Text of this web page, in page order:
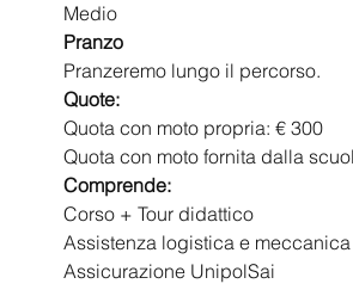
Medio
Pranzo
Pranzeremo lungo il percorso.
Quote:
Quota con moto propria: € 300
Quota con moto fornita dalla
Comprende:
Corso + Tour didattico
Assistenza logistica e
Assicurazione UnipolSai